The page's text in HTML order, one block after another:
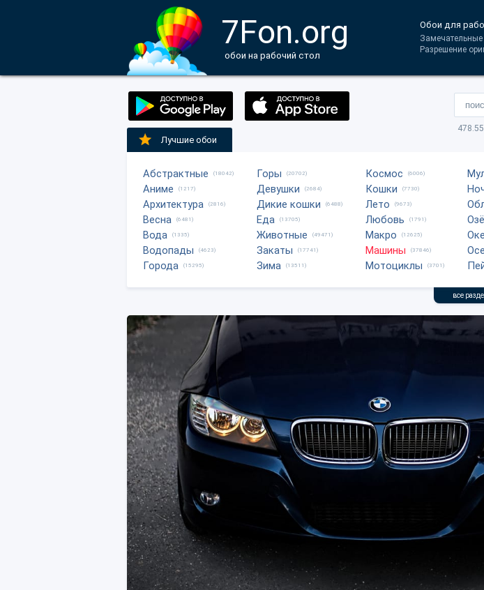
7Fon.org
обои на рабочий стол
Обои для
Разрешение
Лучшие обои
Абстрактные (18042)
Аниме (1217)
Архитектура (2816)
Весна (6481)
Вода (1335)
Водопады (4623)
Города (15295)
Горы (20702)
Девушки (2684)
Дикие кошки (6488)
Еда (13705)
Животные (49471)
Закаты (17741)
Зима (13511)
Космос (6006)
Кошки (7730)
Лето (9673)
Любовь (1791)
Макро (12625)
Машины (37846)
Мотоциклы (3701)
все